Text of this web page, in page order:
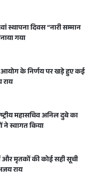
स्थापना दिवस “नारी सम्मान
गया
आयोग के निर्णय पर खड़े हुए कई
राय
महासचिव अनिल दुबे का
ने स्वागत किया
और मृतकों की कोई सही सूची
राय